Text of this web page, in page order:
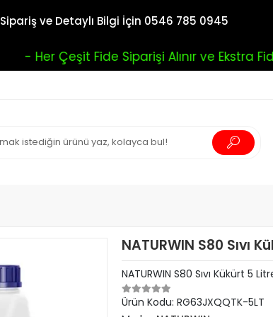
Sipariş ve Detaylı Bilgi İçin 0546 785 0945
- Her Çeşit Fide Siparişi Alınır ve Ekstra
NATURWIN S80 Sıvı
NATURWIN S80 Sıvı Kükürt 5
Ürün Kodu: RG63JXQQTK-5LT